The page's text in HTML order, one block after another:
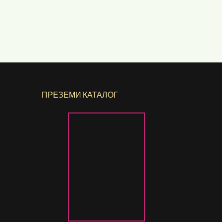
ПРЕЗЕМИ КАТАЛОГ